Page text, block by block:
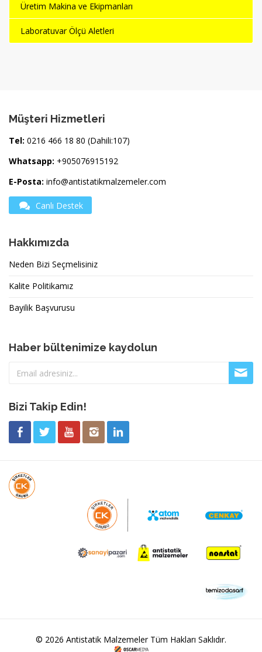
Üretim Makina ve Ekipmanları
Laboratuvar Ölçü Aletleri
Müşteri Hizmetleri
Tel: 0216 466 18 80 (Dahili:107)
Whatsapp: +905076915192
E-Posta: info@antistatikmalzemeler.com
Canlı Destek
Hakkımızda
Neden Bizi Seçmelisiniz
Kalite Politikamız
Bayilik Başvurusu
Haber bültenimize kaydolun
Bizi Takip Edin!
© 2026 Antistatik Malzemeler Tüm Hakları Saklıdır.